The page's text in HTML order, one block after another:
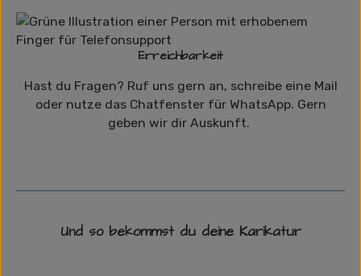
Erreichbarkeit
Hast du Fragen? Ruf uns gern an, schreibe eine Mail
oder nutze das Chatfenster für WhatsApp. Gern
geben wir dir Auskunft.
Und so bekommst du deine Karikatur